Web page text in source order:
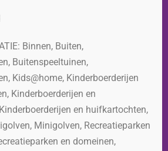
Binnen, Buiten,
, Buitenspeeltuinen,
, Kids@home, Kinderboerderijen
, Kinderboerderijen en
Kinderboerderijen en huifkartochten,
, Minigolven, Recreatieparken
en domeinen,